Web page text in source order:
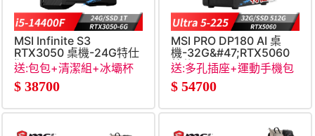
MSI Infinite S3
RTX3050 桌機-24G特仕
版 (i5-
14400F&#47;24G&#47;1T
SSD&#47;RTX3050-
送:包包+清潔組+冰壩杯
$ 38700
MSI PRO DP180 AI 桌
機-32G&#47;RTX5060
特仕 (Ultra 5-
送:多孔插座+運動手機包
$ 54700